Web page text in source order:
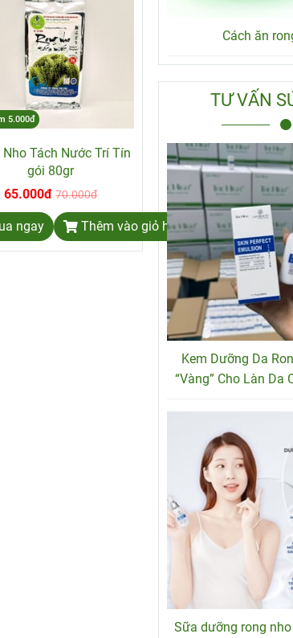
5.000đ
Nho Tách Nước Trí Tín
gói 80gr
65.000đ 70.000đ
ngay Thêm vào giỏ hàng
Cách ăn
TƯ VẤN
Kem Dưỡng Da
“Vàng” Cho Làn Da
Sữa dưỡng rong